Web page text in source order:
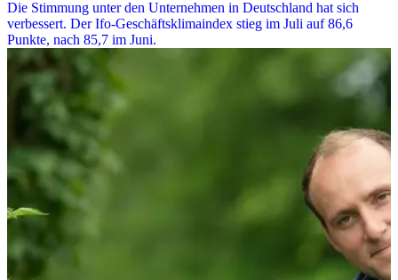
Die Stimmung unter den Unternehmen in Deutschland hat sich
verbessert. Der Ifo-Geschäftsklimaindex stieg im Juli auf 86,6
Punkte, nach 85,7 im Juni.